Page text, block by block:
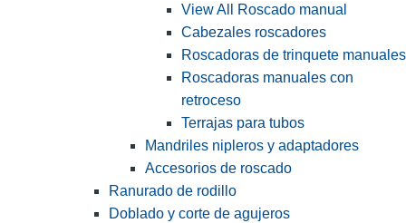
View All Roscado manual
Cabezales roscadores
Roscadoras de trinquete manuales
Roscadoras manuales con
retroceso
Terrajas para tubos
Mandriles nipleros y adaptadores
Accesorios de roscado
Ranurado de rodillo
Doblado y corte de agujeros